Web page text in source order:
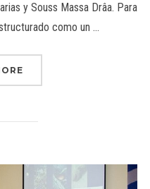
y Souss Massa Drâa. Para
como un …